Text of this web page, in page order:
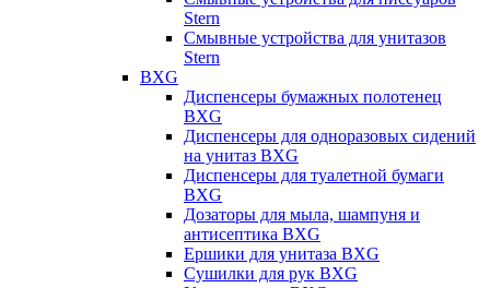
Stern
Смывные устройства для унитазов
Stern
BXG
Диспенсеры бумажных полотенец
BXG
Диспенсеры для одноразовых сидений
на унитаз BXG
Диспенсеры для туалетной бумаги
BXG
Дозаторы для мыла, шампуня и
антисептика BXG
Ершики для унитаза BXG
Сушилки для рук BXG